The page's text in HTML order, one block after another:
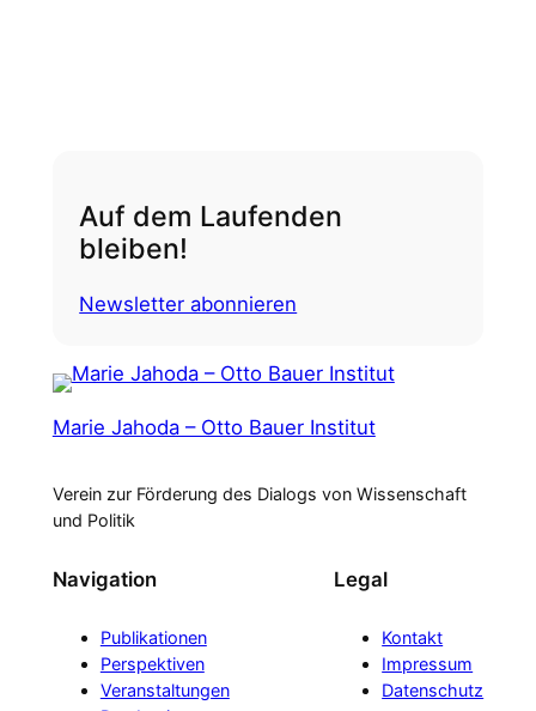
Auf dem Laufenden
bleiben!
Newsletter abonnieren
Marie Jahoda – Otto Bauer Institut
Verein zur Förderung des Dialogs von Wissenschaft
und Politik
Navigation
Publikationen
Perspektiven
Veranstaltungen
Legal
Kontakt
Impressum
Datenschutz